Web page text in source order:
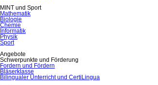
MINT und Sport
Mathematik
Biologie
Chemie
Informatik
Physik
Sport
Angebote
Schwerpunkte und Förderung
Fordern und Fördern
Bläserklasse
Bilingualer Unterricht und CertiLingua